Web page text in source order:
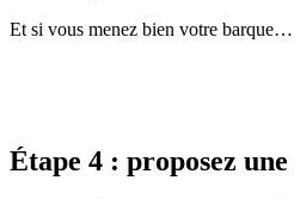
Et si vous menez bien votre
Étape 4 : proposez